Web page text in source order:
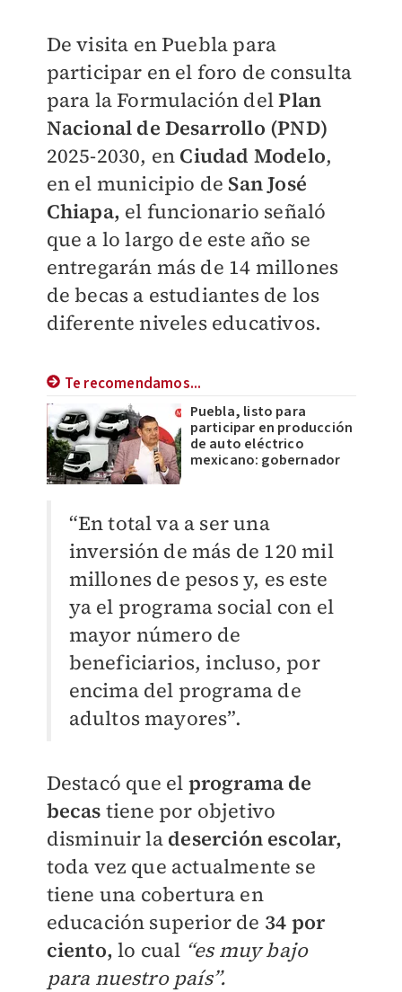
De visita en Puebla para
participar en el foro de consulta
para la Formulación delPlan
Nacional de Desarrollo (PND)
2025-2030, en Ciudad Modelo,
en el municipio de San José
Chiapa, el funcionario señaló
que a lo largo de este año se
entregarán más de 14 millones
de becas a estudiantes de los
diferente niveles educativos.
Te recomendamos...
Puebla, listo para
participar en producción
de auto eléctrico
mexicano: gobernador
“En total va a ser una
inversión de más de 120 mil
millones de pesos y, es este
ya el programa social con el
mayor número de
beneficiarios, incluso, por
encima del programa de
adultos mayores”.
Destacó que el programa de
becas tiene por objetivo
disminuir la deserción escolar,
toda vez que actualmente se
tiene una cobertura en
educación superior de 34 por
ciento, lo cual “es muy bajo
para nuestro país”.